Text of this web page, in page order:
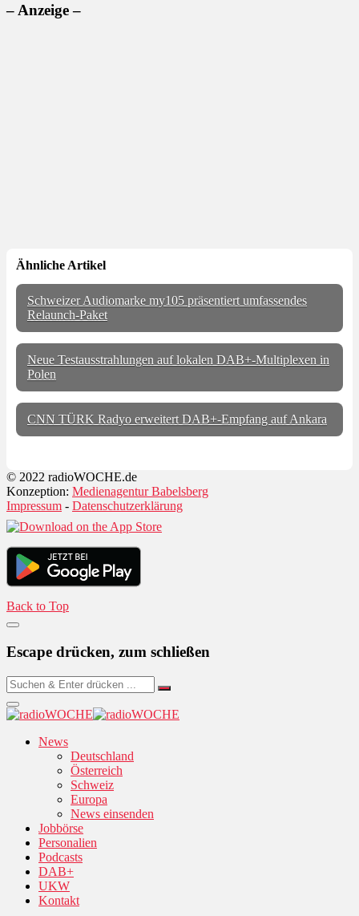
– Anzeige –
Ähnliche Artikel
Schweizer Audiomarke my105 präsentiert umfassendes
Relaunch-Paket
Neue Testausstrahlungen auf lokalen DAB+-Multiplexen in
Polen
CNN TÜRK Radyo erweitert DAB+-Empfang auf Ankara
© 2022 radioWOCHE.de
Konzeption: Medienagentur Babelsberg
Impressum - Datenschutzerklärung
Back to Top
Escape drücken, zum schließen
News
Deutschland
Österreich
Schweiz
Europa
News einsenden
Jobbörse
Personalien
Podcasts
DAB+
UKW
Kontakt